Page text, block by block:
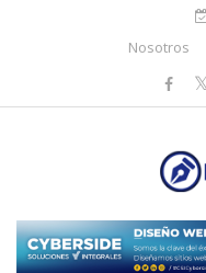
Nosotros